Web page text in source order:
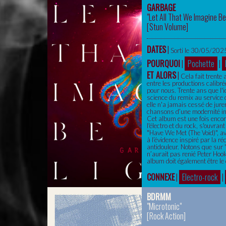
GARBAGE
"Let All That We Imagine
[Stun Volume]
DATES| Sorti le 30/05/
POURQUOI| Pochette |
ET ALORS| Cela fait trente
entre les productions
pour nous. Trente ans que
science du remix au
elle n'a jamais cessé de
chansons d’une modernité
Cet album est une fois
l'électro et du rock,
"Have We Met (The Void)",
à l’évidence inspiré par la
antidouleur. Notons que
n’aurait pas renié Peter
album doit également être
CONNEXE| Electro-rock |
BDRMM
"Microtonic"
[Rock Action]